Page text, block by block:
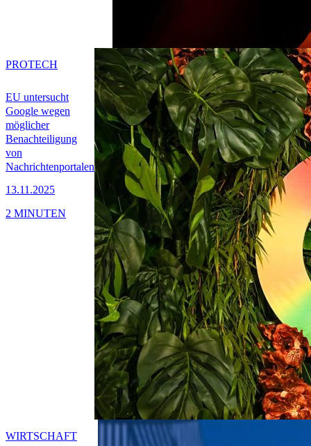
EU untersucht
Google wegen
möglicher
Benachteiligung
von
Nachrichtenportalen
13.11.2025
PROTECH
2 MINUTEN
WIRTSCHAFT